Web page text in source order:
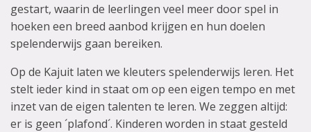
gestart, waarin de leerlingen veel meer door spel in
hoeken een breed aanbod krijgen en hun doelen
spelenderwijs gaan bereiken.
Op de Kajuit laten we kleuters spelenderwijs leren. Het
stelt ieder kind in staat om op een eigen tempo en met
inzet van de eigen talenten te leren. We zeggen altijd:
er is geen ´plafond´. Kinderen worden in staat gesteld